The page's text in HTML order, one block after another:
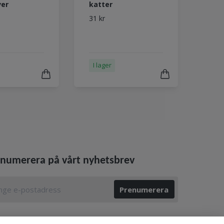
katter
31 kr
I lager
på vårt nyhetsbrev
Prenumerera